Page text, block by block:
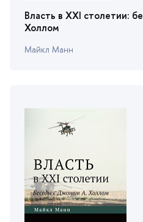
ласть в XXI столетии:
Холлом
Майкл Манн